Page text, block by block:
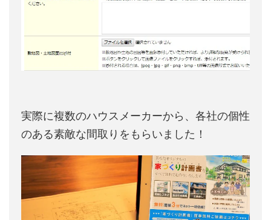
実際に複数のハウスメーカーから、各社の個性
のある素敵な間取りをもらいました！